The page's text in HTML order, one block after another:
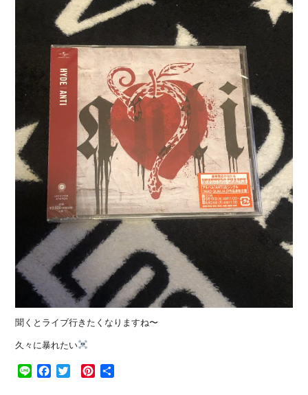
聞くとライブ行きたくなりますね〜
久々に暴れたい
Line Facebook
Twitter Pinterest